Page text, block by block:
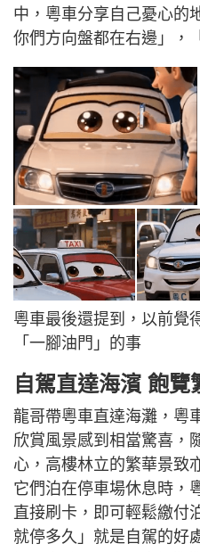
中，粵車分享自己憂心的
你們方向盤都在右邊」，
粵車最後還提到，以前覺
「一腳油門」的事
自駕直達海濱 飽覽
龍哥帶粵車直達海灘，粵
欣賞風景感到相當驚喜，
心，高樓林立的繁華景致
它們泊在停車場休息時，
直接刷卡，即可輕鬆繳付
就停多久」就是自駕的好